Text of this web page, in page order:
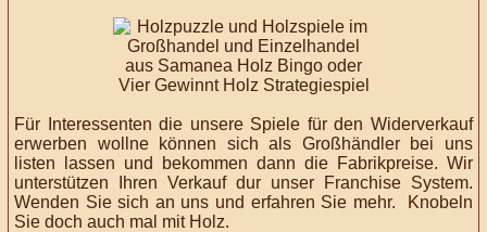
Für Interessenten die unsere Spiele für den Widerverkauf
erwerben wollne können sich als Großhändler bei uns
listen lassen und bekommen dann die Fabrikpreise. Wir
unterstützen Ihren Verkauf dur unser Franchise System.
Wenden Sie sich an uns und erfahren Sie mehr. Knobeln
Sie doch auch mal mit Holz.